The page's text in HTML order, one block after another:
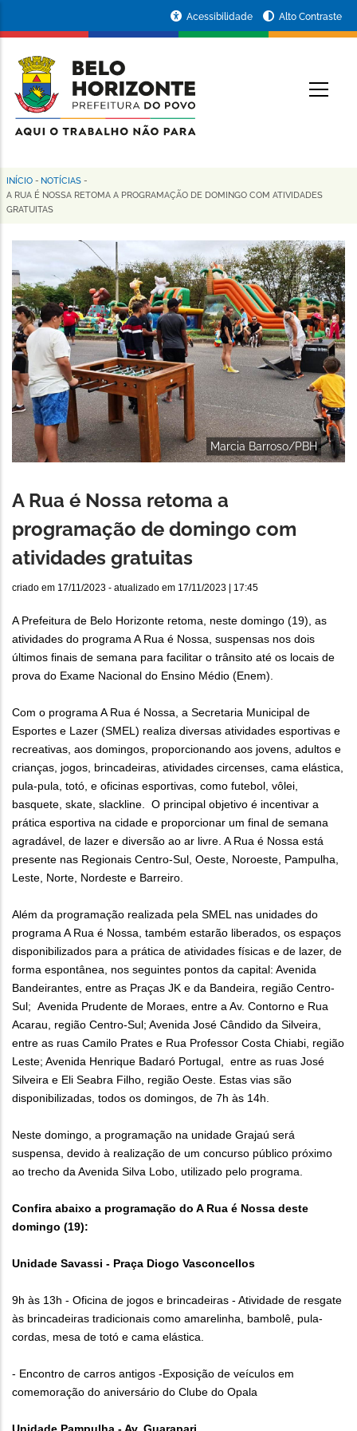
conteúdo
principal
da
Prefeitura
de
Horizonte
Acessibilidade Alto Contraste
Trilha
de
navegação
INÍCIO - NOTÍCIAS -
A RUA É NOSSA RETOMA A PROGRAMAÇÃO DE DOMINGO COM ATIVIDADES
GRATUITAS
Marcia Barroso/PBH
A Rua é Nossa retoma a
programação de domingo com
atividades gratuitas
criado em 17/11/2023 - atualizado em 17/11/2023 | 17:45
A Prefeitura de Belo Horizonte retoma, neste domingo (19), as
atividades do programa A Rua é Nossa, suspensas nos dois
últimos finais de semana para facilitar o trânsito até os locais de
prova do Exame Nacional do Ensino Médio (Enem).
Com o programa A Rua é Nossa, a Secretaria Municipal de
Esportes e Lazer (SMEL) realiza diversas atividades esportivas e
recreativas, aos domingos, proporcionando aos jovens, adultos e
crianças, jogos, brincadeiras, atividades circenses, cama elástica,
pula-pula, totó, e oficinas esportivas, como futebol, vôlei,
basquete, skate, slackline. O principal objetivo é incentivar a
prática esportiva na cidade e proporcionar um final de semana
agradável, de lazer e diversão ao ar livre. A Rua é Nossa está
presente nas Regionais Centro-Sul, Oeste, Noroeste, Pampulha,
Leste, Norte, Nordeste e Barreiro.
Além da programação realizada pela SMEL nas unidades do
programa A Rua é Nossa, também estarão liberados, os espaços
disponibilizados para a prática de atividades físicas e de lazer, de
forma espontânea, nos seguintes pontos da capital: Avenida
Bandeirantes, entre as Praças JK e da Bandeira, região Centro-
Sul; Avenida Prudente de Moraes, entre a Av. Contorno e Rua
Acarau, região Centro-Sul; Avenida José Cândido da Silveira,
entre as ruas Camilo Prates e Rua Professor Costa Chiabi, região
Leste; Avenida Henrique Badaró Portugal, entre as ruas José
Silveira e Eli Seabra Filho, região Oeste. Estas vias são
disponibilizadas, todos os domingos, de 7h às 14h.
Neste domingo, a programação na unidade Grajaú será
suspensa, devido à realização de um concurso público próximo
ao trecho da Avenida Silva Lobo, utilizado pelo programa.
Confira abaixo a programação do A Rua é Nossa deste
domingo (19):
Unidade Savassi - Praça Diogo Vasconcellos
9h às 13h - Oficina de jogos e brincadeiras - Atividade de resgate
às brincadeiras tradicionais como amarelinha, bambolê, pula-
cordas, mesa de totó e cama elástica.
- Encontro de carros antigos -Exposição de veículos em
comemoração do aniversário do Clube do Opala